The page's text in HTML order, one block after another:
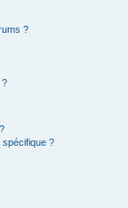
?
?
spécifique ?